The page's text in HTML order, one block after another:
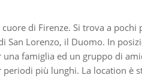
di Firenze. Si trova a pochi
Lorenzo, il Duomo. In
famiglia ed un gruppo di
più lunghi. La location è